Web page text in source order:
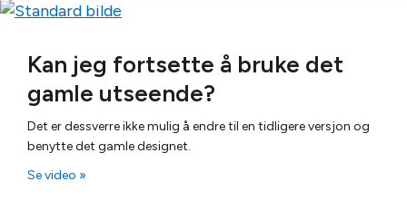
Kan jeg fortsette å bruke det
gamle utseende?
Det er dessverre ikke mulig å endre til en tidligere versjon og
benytte det gamle designet.
Se video »